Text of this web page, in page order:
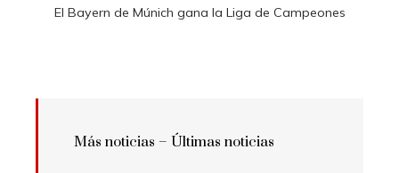
El Bayern de Múnich gana la Liga de Campeones
Más noticias – Últimas noticias